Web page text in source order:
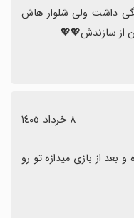
از سازندش💖💖
٨ خرداد ١٤٠٥